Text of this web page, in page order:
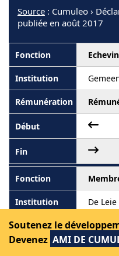
Source : Cumuleo ›
publiée en août 2017
Echevin
De Leie
Soutenez le
Devenez AMI DE